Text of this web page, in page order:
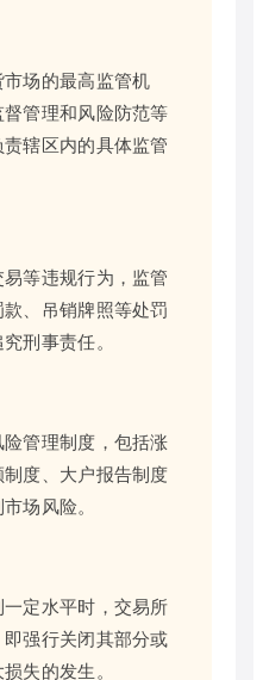
场的最高监管机
管理和风险防范等
辖区内的具体监管
等违规行为，监管
、吊销牌照等处罚
刑事责任。
管理制度，包括涨
度、大户报告制度
场风险。
定水平时，交易所
强行关闭其部分或
失的发生。